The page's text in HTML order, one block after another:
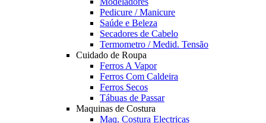
Pedicure / Manicure
Saúde e Beleza
Secadores de Cabelo
Termometro / Medid. Tensão
Cuidado de Roupa
Ferros A Vapor
Ferros Com Caldeira
Ferros Secos
Tábuas de Passar
Maquinas de Costura
Maq. Costura Electricas